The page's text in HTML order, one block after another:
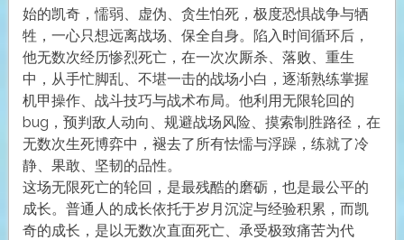
始的凯奇，懦弱、虚伪、贪生怕死，极度恐惧战争与牺
牲，一心只想远离战场、保全自身。陷入时间循环后，
他无数次经历惨烈死亡，在一次次厮杀、落败、重生
中，从手忙脚乱、不堪一击的战场小白，逐渐熟练掌握
机甲操作、战斗技巧与战术布局。他利用无限轮回的
bug，预判敌人动向、规避战场风险、摸索制胜路径，在
无数次生死博弈中，褪去了所有怯懦与浮躁，练就了冷
静、果敢、坚韧的品性。
这场无限死亡的轮回，是最残酷的磨砺，也是最公平的
成长。普通人的成长依托于岁月沉淀与经验积累，而凯
奇的成长，是以无数次直面死亡、承受极致痛苦为代